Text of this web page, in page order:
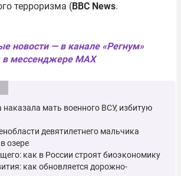
терроризма (BBC News.
новости — в канале «Регнум»
в мессенджере MAX
мать военного ВСУ, избитую
девятилетнего мальчика
озере
как в России строят биоэкономику
как обновляется дорожно-